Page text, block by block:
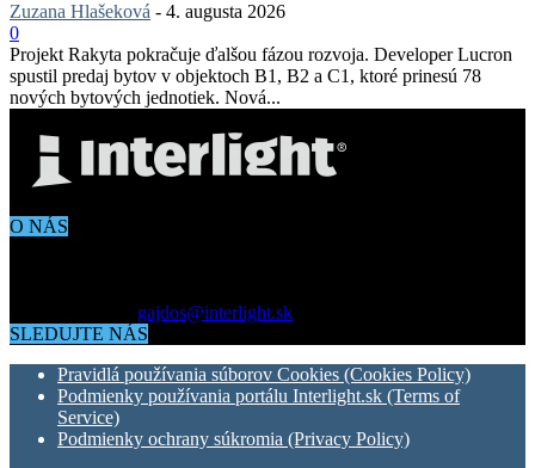
Zuzana Hlašeková - 4. augusta 2026
0
Projekt Rakyta pokračuje ďalšou fázou rozvoja. Developer Lucron
spustil predaj bytov v objektoch B1, B2 a C1, ktoré prinesú 78
nových bytových jednotiek. Nová...
O NÁS
gajdos@interlight.sk
SLEDUJTE NÁS
Pravidlá používania súborov Cookies (Cookies Policy)
Podmienky používania portálu Interlight.sk (Terms of
Service)
Podmienky ochrany súkromia (Privacy Policy)